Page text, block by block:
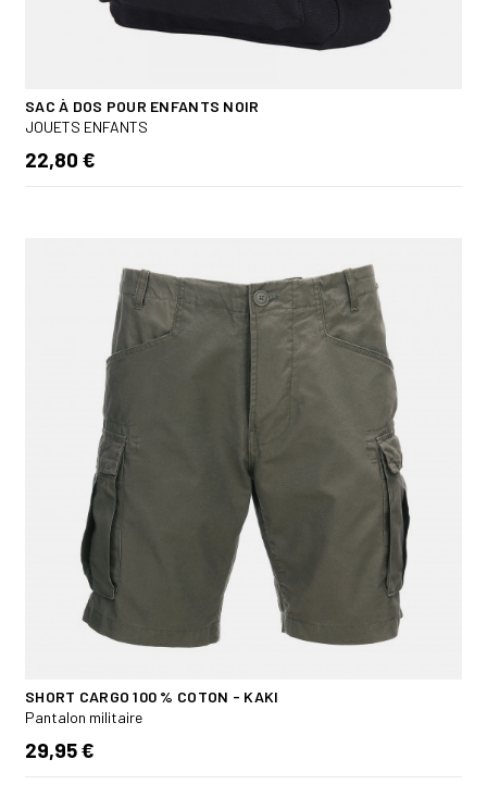
SAC À DOS POUR ENFANTS NOIR
JOUETS ENFANTS
22,80 €
SHORT CARGO 100 % COTON - KAKI
Pantalon militaire
29,95 €